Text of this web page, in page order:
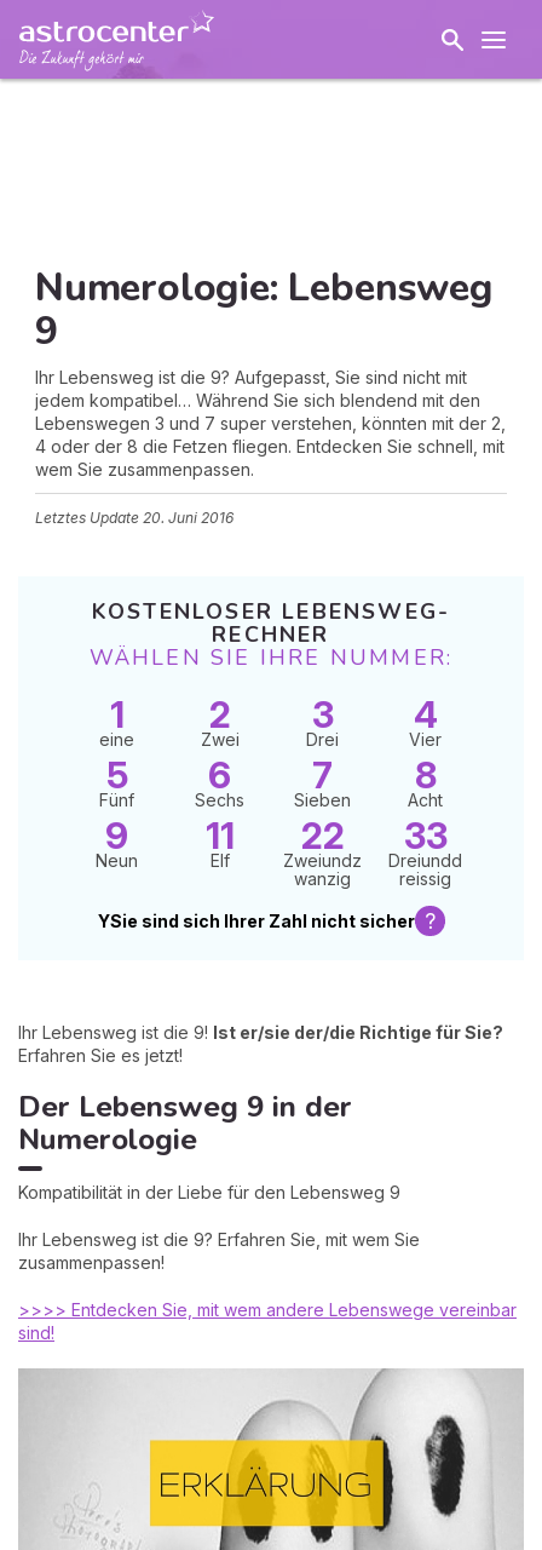
Numerologie: Lebensweg
9
Ihr Lebensweg ist die 9? Aufgepasst, Sie sind nicht mit
jedem kompatibel… Während Sie sich blendend mit den
Lebenswegen 3 und 7 super verstehen, könnten mit der 2,
4 oder der 8 die Fetzen fliegen. Entdecken Sie schnell, mit
wem Sie zusammenpassen.
Letztes Update 20. Juni 2016
KOSTENLOSER LEBENSWEG-
RECHNER
WÄHLEN SIE IHRE NUMMER:
1
eine
2
Zwei
3
Drei
4
Vier
5
Fünf
6
Sechs
7
Sieben
8
Acht
9
Neun
11
Elf
22
Zweiundz
wanzig
33
Dreiundd
reissig
YSie sind sich Ihrer Zahl nicht sicher ?
Ihr Lebensweg ist die 9! Ist er/sie der/die Richtige für Sie?
Erfahren Sie es jetzt!
Der Lebensweg 9 in der
Numerologie
Kompatibilität in der Liebe für den Lebensweg 9
Ihr Lebensweg ist die 9? Erfahren Sie, mit wem Sie
zusammenpassen!
>>>> Entdecken Sie, mit wem andere Lebenswege vereinbar
sind!